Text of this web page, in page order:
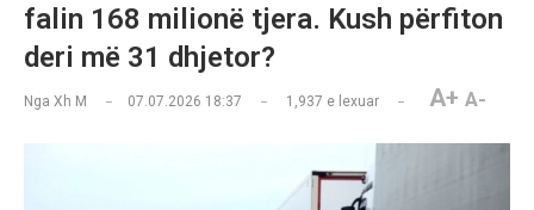
falin 168 milionë tjera. Kush përfiton
deri më 31 dhjetor?
Nga Xh M 07.07.2026 18:37 1,937 e lexuar A+ A-